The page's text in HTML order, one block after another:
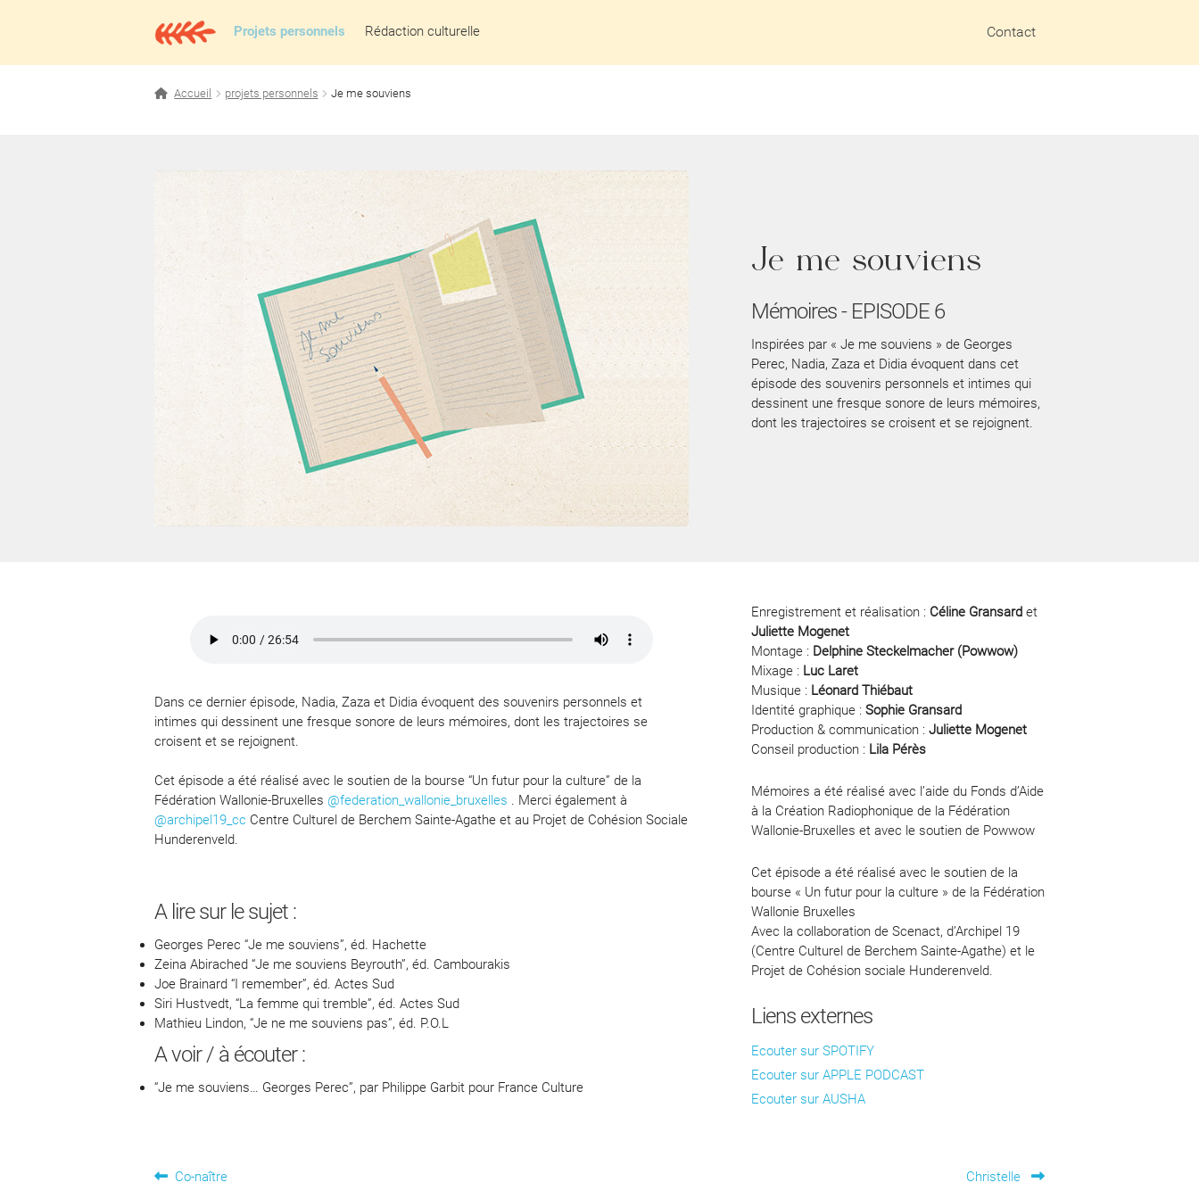
à
au
Projets personnels Rédaction culturelle Contact
Accueil projets personnels Je me souviens
Je me souviens
Mémoires - EPISODE 6
Inspirées par « Je me souviens » de Georges
Perec, Nadia, Zaza et Didia évoquent dans cet
épisode des souvenirs personnels et intimes qui
dessinent une fresque sonore de leurs mémoires,
dont les trajectoires se croisent et se rejoignent.
Dans ce dernier épisode, Nadia, Zaza et Didia évoquent des souvenirs personnels et
intimes qui dessinent une fresque sonore de leurs mémoires, dont les trajectoires se
croisent et se rejoignent.
Cet épisode a été réalisé avec le soutien de la bourse “Un futur pour la culture” de la
Fédération Wallonie-Bruxelles @federation_wallonie_bruxelles . Merci également à
@archipel19_cc Centre Culturel de Berchem Sainte-Agathe et au Projet de Cohésion Sociale
Hunderenveld.
A lire sur le sujet :
Georges Perec “Je me souviens”, éd. Hachette
Zeina Abirached “Je me souviens Beyrouth”, éd. Cambourakis
Joe Brainard “I remember”, éd. Actes Sud
Siri Hustvedt, “La femme qui tremble”, éd. Actes Sud
Mathieu Lindon, “Je ne me souviens pas”, éd. P.O.L
A voir / à écouter :
“Je me souviens… Georges Perec”, par Philippe Garbit pour France Culture
Enregistrement et réalisation : Céline Gransardet
Juliette Mogenet
Montage : Delphine Steckelmacher (Powwow)
Mixage : Luc Laret
Musique : Léonard Thiébaut
Identité graphique : Sophie Gransard
Production & communication : Juliette Mogenet
Conseil production : Lila Pérès
Mémoires a été réalisé avec l’aide du Fonds d’Aide
à la Création Radiophonique de la Fédération
Wallonie-Bruxelles et avec le soutien de Powwow
Cet épisode a été réalisé avec le soutien de la
bourse « Un futur pour la culture » de la Fédération
Wallonie Bruxelles
Avec la collaboration de Scenact, d’Archipel 19
(Centre Culturel de Berchem Sainte-Agathe) et le
Projet de Cohésion sociale Hunderenveld.
Liens externes
Ecouter sur SPOTIFY
Ecouter sur APPLE PODCAST
Ecouter sur AUSHA
Navigation
Article
Co-naître
Article
Christelle